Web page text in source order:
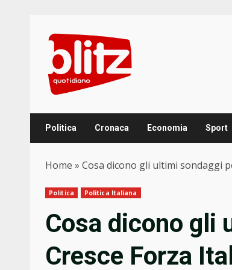
content
Politica Cronaca Economia Sport
Home » Cosa dicono gli ultimi sondaggi
Politica Politica Italiana
Cosa dicono gli
Cresce Forza